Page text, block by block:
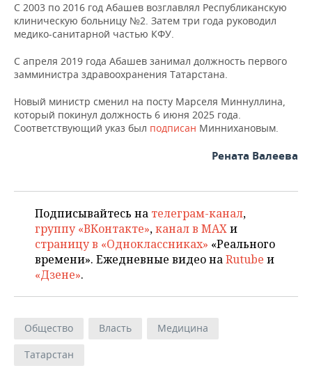
С 2003 по 2016 год Абашев возглавлял Республиканскую
клиническую больницу №2. Затем три года руководил
медико-санитарной частью КФУ.
С апреля 2019 года Абашев занимал должность первого
замминистра здравоохранения Татарстана.
Новый министр сменил на посту Марселя Миннуллина,
который покинул должность 6 июня 2025 года.
Соответствующий указ был подписан Миннихановым.
Рената Валеева
Подписывайтесь на телеграм-канал,
группу «ВКонтакте»,канал в MAXи
страницу в «Одноклассниках» «Реального
времени». Ежедневные видео наRutube и
«Дзене».
Общество Власть
Медицина
Татарстан